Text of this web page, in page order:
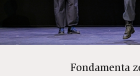
Fondamenta